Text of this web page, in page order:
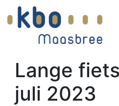
Lange
juli 2023